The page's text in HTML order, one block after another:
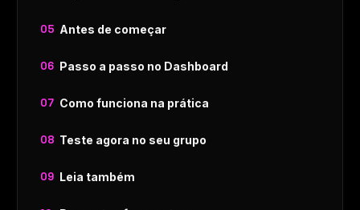
Antes de começar
Passo a passo no Dashboard
Como funciona na prática
Teste agora no seu grupo
Leia também